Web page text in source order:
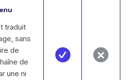
traduit
sans
de
de
une ni